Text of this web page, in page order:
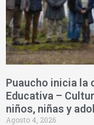
Puaucho inicia la
Educativa –
niños, niñas y
Agosto 4, 2026